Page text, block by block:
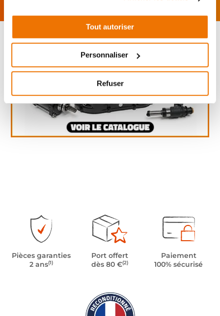
Tout autoriser
Personnaliser
Refuser
Pièces garanties
2 ans(1)
Port offert
dès 80 €(2)
Paiement
100% sécurisé